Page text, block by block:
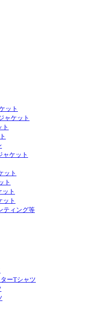
ット
ャケット
ト
ャケット
ット
ト
ット
ット
ティング等
ーTシャツ